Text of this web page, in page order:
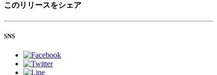
このリリースをシェア
SNS